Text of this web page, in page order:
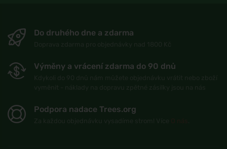
Do druhého dne a zdarma
Výměny a vrácení zdarma do 90 dnů
Podpora nadace Trees.org